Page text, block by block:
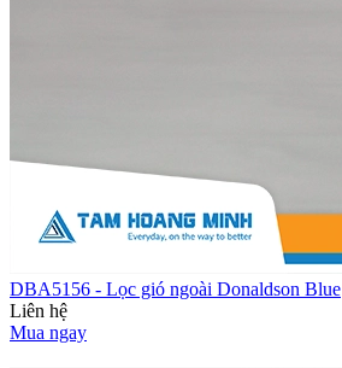
DBA5156 - Lọc gió ngoài Donaldson Blue
Liên hệ
Mua ngay